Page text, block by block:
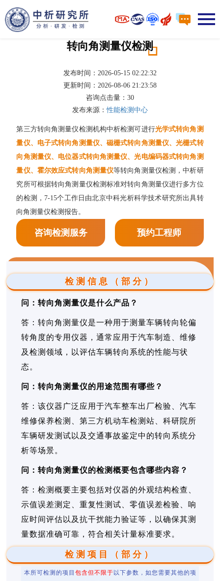
转向角测量仪检测
发布时间：2026-05-15 02:22:32
更新时间：2026-08-06 21:23:58
咨询点击量： 30
发布来源：性能检测中心
第三方转向角测量仪检测机构中析检测可进行光学式转向角测
量仪、电子式转向角测量仪、磁栅式转向角测量仪、光栅式转
向角测量仪、电位器式转向角测量仪、光电编码器式转向角测
量仪、霍尔效应式转向角测量仪等转向角测量仪检测，中析研
究所可根据转向角测量仪检测标准对转向角测量仪进行多方位
的检测，7-15个工作日由北京中科光析科学技术研究所出具转
向角测量仪检测报告。
咨询检测服务 预约工程师
检测信息（部分）
问：转向角测量仪是什么产品？
答：转向角测量仪是一种用于测量车辆转向轮偏
转角度的专用仪器，通常应用于汽车制造、维修
及检测领域，以评估车辆转向系统的性能与状
态。
问：转向角测量仪的用途范围有哪些？
答：该仪器广泛应用于汽车整车出厂检验、汽车
维修保养检测、第三方机动车检测站、科研院所
车辆研发测试以及交通事故鉴定中的转向系统分
析等场景。
问：转向角测量仪的检测概要包含哪些内容？
答：检测概要主要包括对仪器的外观结构检查、
示值误差测定、重复性测试、零值误差检验、响
应时间评估以及抗干扰能力验证等，以确保其测
量数据准确可靠，符合相关计量标准要求。
检测项目（部分）
本所可检测的项目 包含但不限于 以下参数，如您需要其他的项